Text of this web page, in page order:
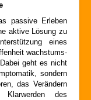
passive Erleben
aktive Lösung zu
eines
wachstums-
geht es nicht
sondern
das Verändern
des